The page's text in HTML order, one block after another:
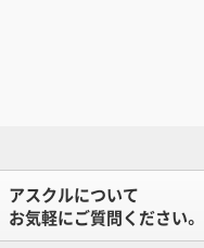
アスクルについて
お気軽にご質問ください。